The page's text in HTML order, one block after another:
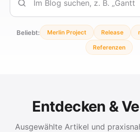
Suchen
Beliebt: Merlin Project Release
Referenzen
Entdecken &
Ausgewählte Artikel und